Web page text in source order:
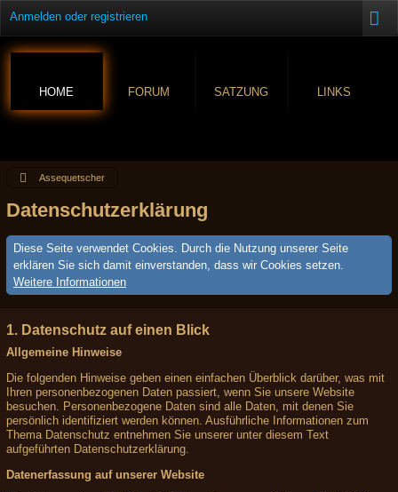
Anmelden oder registrieren
HOME FORUM SATZUNG LINKS
Assequetscher
Datenschutzerklärung
Diese Seite verwendet Cookies. Durch die Nutzung unserer Seite
erklären Sie sich damit einverstanden, dass wir Cookies setzen.
Weitere Informationen
1. Datenschutz auf einen Blick
Allgemeine Hinweise
Die folgenden Hinweise geben einen einfachen Überblick darüber, was mit
Ihren personenbezogenen Daten passiert, wenn Sie unsere Website
besuchen. Personenbezogene Daten sind alle Daten, mit denen Sie
persönlich identifiziert werden können. Ausführliche Informationen zum
Thema Datenschutz entnehmen Sie unserer unter diesem Text
aufgeführten Datenschutzerklärung.
Datenerfassung auf unserer Website